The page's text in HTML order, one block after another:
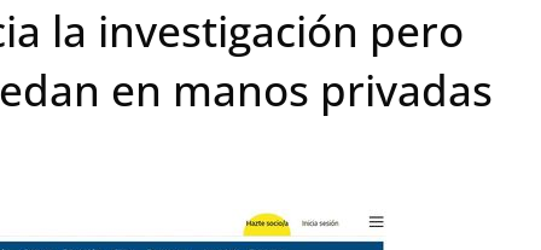
la investigación pero
en manos privadas